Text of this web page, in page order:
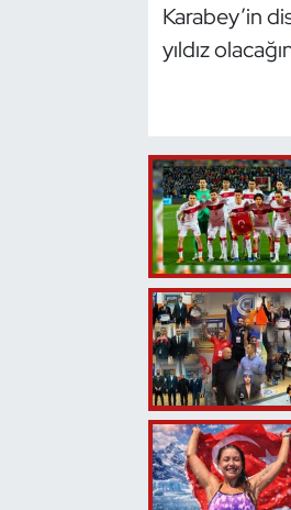
Karabey’in
yıldız
Oryantiring
Özel Sporcular
Paralimpik